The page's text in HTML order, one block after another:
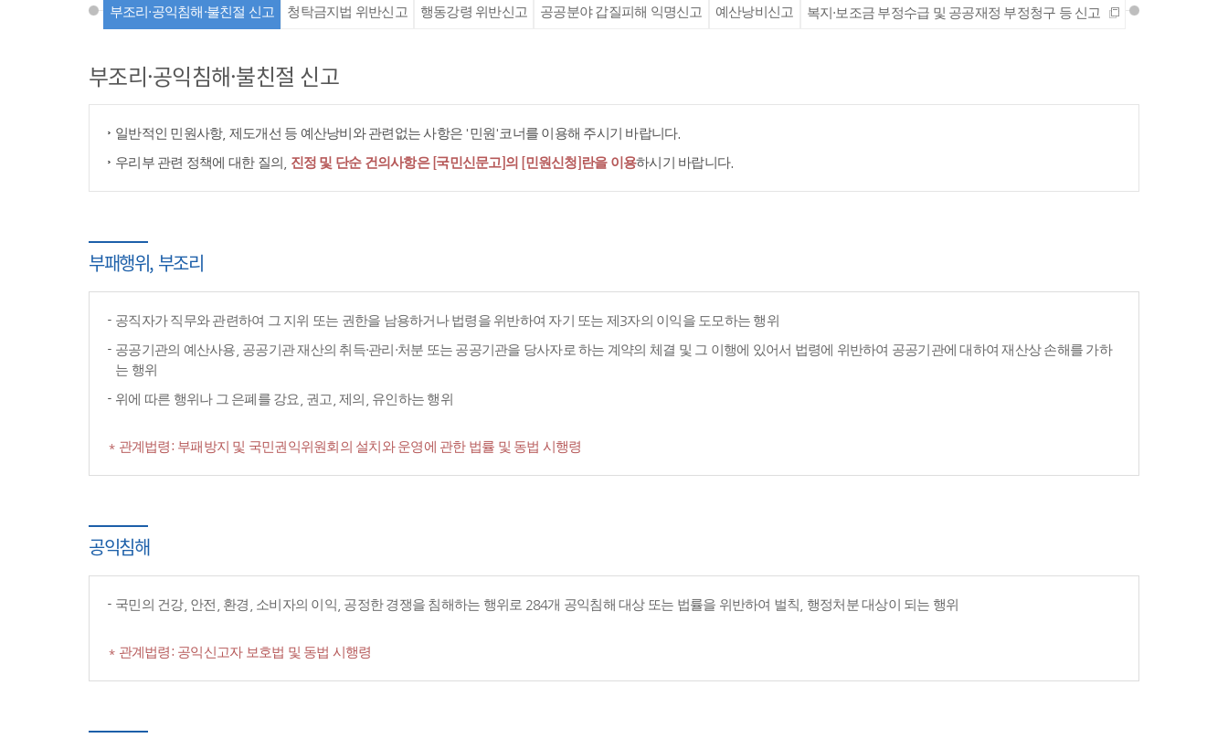
부조리·공익침해·불친절 신고 청탁금지법 위반신고 행동강령 위반신고 공공분야 갑질피해 익명신고 예산낭비신고 복지·보조금 부정수급 및 공공재정 부정청구 등 신고
부조리·공익침해·불친절 신고
일반적인 민원사항, 제도개선 등 예산낭비와 관련없는 사항은 '민원'코너를 이용해 주시기 바랍니다.
우리부 관련 정책에 대한 질의, 진정 및 단순 건의사항은 [국민신문고]의 [민원신청]란을 이용하시기 바랍니다.
부패행위, 부조리
공직자가 직무와 관련하여 그 지위 또는 권한을 남용하거나 법령을 위반하여 자기 또는 제3자의 이익을 도모하는 행위
공공기관의 예산사용, 공공기관 재산의 취득·관리·처분 또는 공공기관을 당사자로 하는 계약의 체결 및 그 이행에 있어서 법령에 위반하여 공공기관에 대하여 재산상 손해를 가하
는 행위
위에 따른 행위나 그 은폐를 강요, 권고, 제의, 유인하는 행위
* 관계법령: 부패방지 및 국민권익위원회의 설치와 운영에 관한 법률 및 동법 시행령
공익침해
국민의 건강, 안전, 환경, 소비자의 이익, 공정한 경쟁을 침해하는 행위로 284개 공익침해 대상 또는 법률을 위반하여 벌칙, 행정처분 대상이 되는 행위
* 관계법령: 공익신고자 보호법 및 동법 시행령